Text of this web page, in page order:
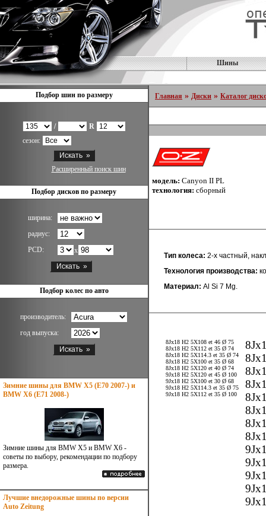
Шины
Подбор шин по размеру
/
R
сезон:
Расширенный поиск шин
Подбор дисков по размеру
ширина:
радиус:
PCD:
x
Подбор колес по авто
производитель:
год выпуска:
Зимние шины для BMW X5 (E70 2007-) и
BMW X6 (E71 2008-)
Зимние шины для BMW X5 и BMW X6 -
советы по выбору, рекомендации по подбору
размера.
Лучшие внедорожные шины по версии
Auto Zeitung
Главная » Диски » Каталог
модель: Canyon II PL
технология: сборный
Тип колеса: 2-х частный,
Технология производства:
Материал: Al Si 7 Mg.
8Jx18 H2 5X108 et 46 Ø 75
8Jx18 H2 5X112 et 35 Ø 74
8Jx18 H2 5X114.3 et 35 Ø 74
8Jx18 H2 5X100 et 35 Ø 68
8Jx18 H2 5X120 et 40 Ø 74
9Jx18 H2 5X120 et 45 Ø 100
9Jx18 H2 5X100 et 30 Ø 68
9Jx18 H2 5X114.3 et 35 Ø 75
9Jx18 H2 5X112 et 35 Ø 100